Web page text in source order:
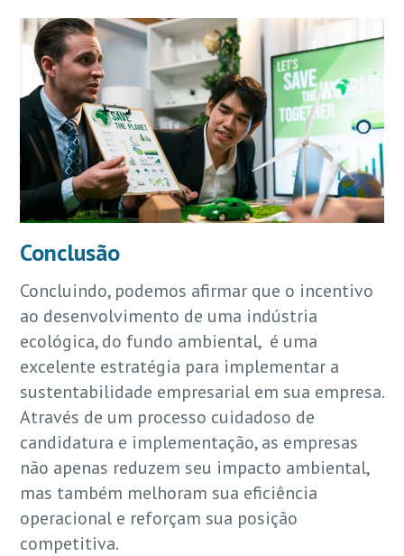
Conclusão
Concluindo, podemos afirmar que o incentivo
ao desenvolvimento de uma indústria
ecológica, do fundo ambiental, é uma
excelente estratégia para implementar a
sustentabilidade empresarial em sua empresa.
Através de um processo cuidadoso de
candidatura e implementação, as empresas
não apenas reduzem seu impacto ambiental,
mas também melhoram sua eficiência
operacional e reforçam sua posição
competitiva.